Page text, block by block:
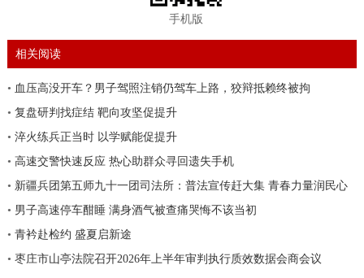
手机版
相关阅读
• 血压高没开车？男子驾照注销仍驾车上路，狡辩抵赖终被拘
• 复盘研判找症结 靶向攻坚促提升
• 淬火练兵正当时 以学赋能促提升
• 高速交警快速反应 热心助群众寻回遗失手机
• 新疆兵团第五师九十一团司法所：普法宣传赶大集 青春力量润民心
• 男子高速停车酣睡 满身酒气被查痛哭悔不该当初
• 青衿赴检约 盛夏启新途
• 枣庄市山亭法院召开2026年上半年审判执行质效数据会商会议